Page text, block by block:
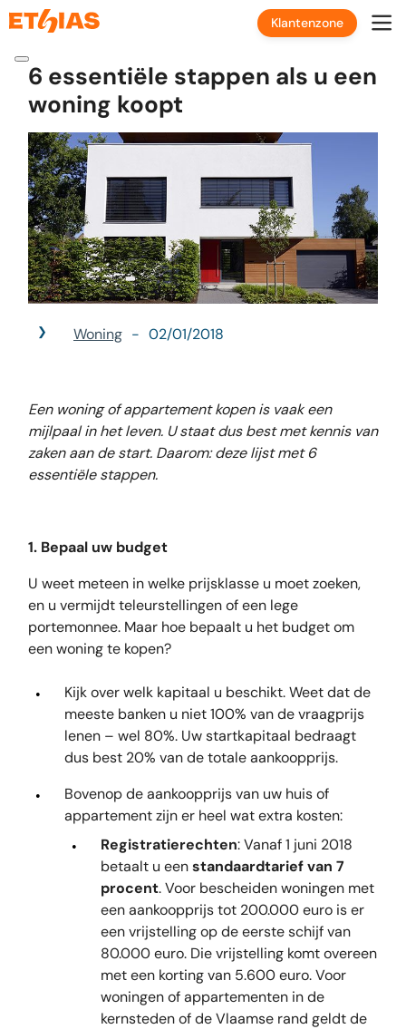
Klantenzone
6 essentiële stappen als u een
woning koopt
Woning 02/01/2018
Een woning of appartement kopen is vaak een
mijlpaal in het leven. U staat dus best met kennis van
zaken aan de start. Daarom: deze lijst met 6
essentiële stappen.
1. Bepaal uw budget
U weet meteen in welke prijsklasse u moet zoeken,
en u vermijdt teleurstellingen of een lege
portemonnee. Maar hoe bepaalt u het budget om
een woning te kopen?
Kijk over welk kapitaal u beschikt. Weet dat de
meeste banken u niet 100% van de vraagprijs
lenen – wel 80%. Uw startkapitaal bedraagt
dus best 20% van de totale aankoopprijs.
Bovenop de aankoopprijs van uw huis of
appartement zijn er heel wat extra kosten:
Registratierechten: Vanaf 1 juni 2018
betaalt u eenstandaardtarief van 7
procent. Voor bescheiden woningen met
een aankoopprijs tot 200.000 euro is er
een vrijstelling op de eerste schijf van
80.000 euro. Die vrijstelling komt overeen
met een korting van 5.600 euro. Voor
woningen of appartementen in de
kernsteden of de Vlaamse rand geldt de